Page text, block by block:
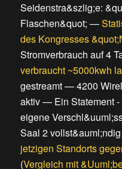
Seidenstra&szlig;e:
Flaschen&quot; —
des Kongresses
Stromverbrauch auf 4
verbraucht ~5000kwh
gestreamt—4200
aktiv— Ein Statement
eigene
Saal 2
jetzigen Standorts
(Vergleich mit